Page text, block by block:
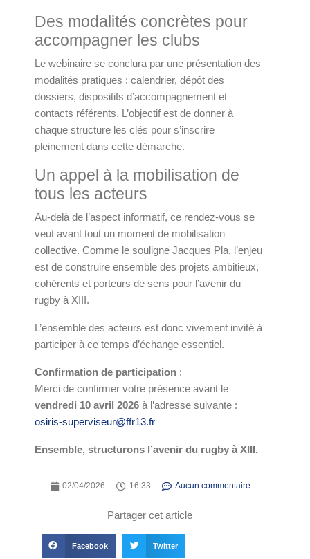
Des modalités concrètes pour
accompagner les clubs
Le webinaire se conclura par une présentation des
modalités pratiques : calendrier, dépôt des
dossiers, dispositifs d’accompagnement et
contacts référents. L’objectif est de donner à
chaque structure les clés pour s’inscrire
pleinement dans cette démarche.
Un appel à la mobilisation de
tous les acteurs
Au-delà de l’aspect informatif, ce rendez-vous se
veut avant tout un moment de mobilisation
collective. Comme le souligne Jacques Pla, l’enjeu
est de construire ensemble des projets ambitieux,
cohérents et porteurs de sens pour l’avenir du
rugby à XIII.
L’ensemble des acteurs est donc vivement invité à
participer à ce temps d’échange essentiel.
Confirmation de participation :
Merci de confirmer votre présence avant le
vendredi 10 avril 2026 à l’adresse suivante :
osiris-superviseur@ffr13.fr
Ensemble, structurons l’avenir du rugby à XIII.
02/04/2026 16:33 Aucun commentaire
Partager cet article
Facebook Twitter